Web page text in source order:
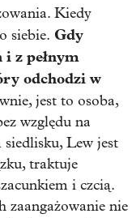
Kiedy
siebie. Gdy
i z pełnym
odchodzi w
jest to osoba,
względu na
Lew jest
traktuje
i czcią.
zaangażowanie nie